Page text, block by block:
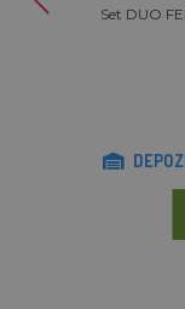
Set DUO